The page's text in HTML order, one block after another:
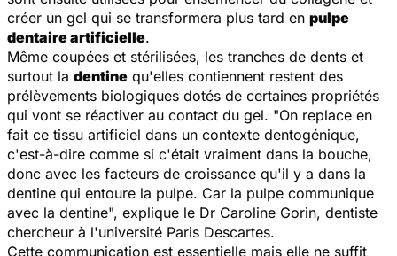
créer un gel qui se transformera plus tard en pulpe
dentaire artificielle.
Même coupées et stérilisées, les tranches de dents et
surtout la dentine qu'elles contiennent restent des
prélèvements biologiques dotés de certaines propriétés
qui vont se réactiver au contact du gel. "On replace en
fait ce tissu artificiel dans un contexte dentogénique,
c'est-à-dire comme si c'était vraiment dans la bouche,
donc avec les facteurs de croissance qu'il y a dans la
dentine qui entoure la pulpe. Car la pulpe communique
avec la dentine", explique le Dr Caroline Gorin, dentiste
chercheur à l'université Paris Descartes.
Cette communication est essentielle mais elle ne suffit